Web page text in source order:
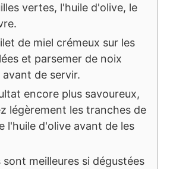
vertes, l'huile d'olive, le
de miel crémeux sur les
et parsemer de noix
avant de servir.
encore plus savoureux,
légèrement les tranches de
l'huile d'olive avant de les
meilleures si dégustées